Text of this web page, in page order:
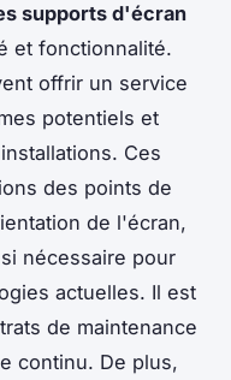
supports d'écran
et fonctionnalité.
offrir un service
potentiels et
Ces
des points de
de l'écran,
nécessaire pour
actuelles. Il est
de maintenance
continu. De plus,